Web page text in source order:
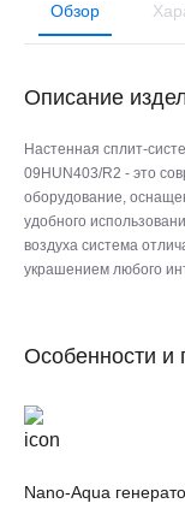
Обзор
Описание
Настенная сплит-
09HUN403/R2 - это
оборудование,
удобного
воздуха система
украшением любого
Особенности и
Nano-Aqua